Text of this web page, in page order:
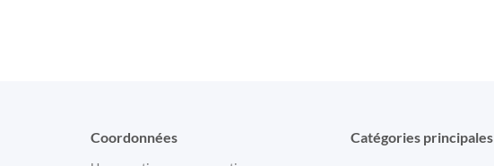
Coordonnées Catégories principales